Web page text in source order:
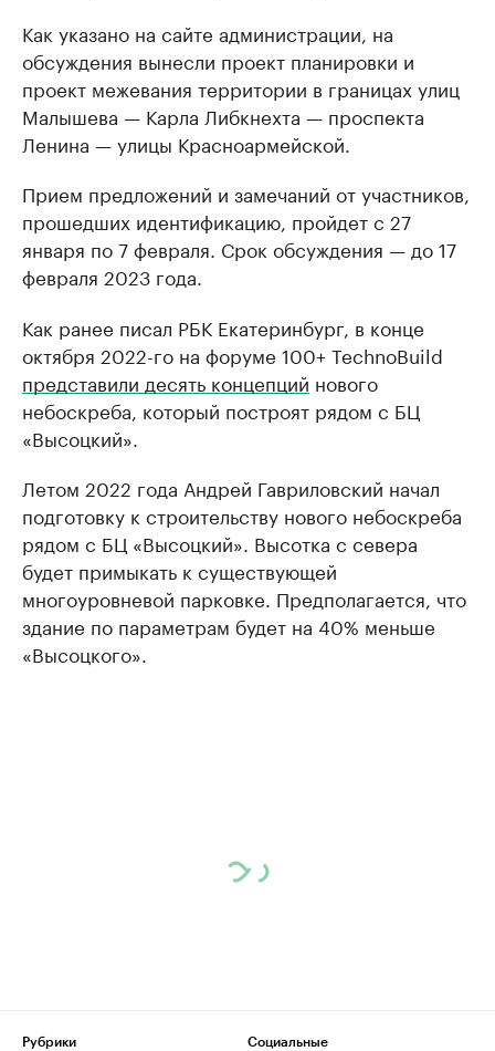
Как указано на сайте администрации, на
обсуждения вынесли проект планировки и
проект межевания территории в границах улиц
Малышева — Карла Либкнехта — проспекта
Ленина — улицы Красноармейской.
Прием предложений и замечаний от участников,
прошедших идентификацию, пройдет с 27
января по 7 февраля. Срок обсуждения — до 17
февраля 2023 года.
Как ранее писал РБК Екатеринбург, в конце
октября 2022-го на форуме 100+ TechnoBuild
представили десять концепций нового
небоскреба, который построят рядом с БЦ
«Высоцкий».
Летом 2022 года Андрей Гавриловский начал
подготовку к строительству нового небоскреба
рядом с БЦ «Высоцкий». Высотка с севера
будет примыкать к существующей
многоуровневой парковке. Предполагается, что
здание по параметрам будет на 40% меньше
«Высоцкого».
Рубрики
Социальные